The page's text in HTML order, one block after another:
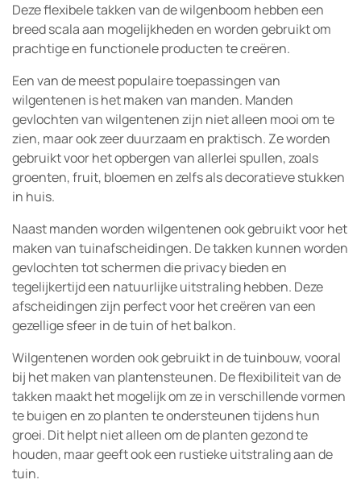
Deze flexibele takken van de wilgenboom hebben een
breed scala aan mogelijkheden en worden gebruikt om
prachtige en functionele producten te creëren.
Een van de meest populaire toepassingen van
wilgentenen is het maken van manden. Manden
gevlochten van wilgentenen zijn niet alleen mooi om te
zien, maar ook zeer duurzaam en praktisch. Ze worden
gebruikt voor het opbergen van allerlei spullen, zoals
groenten, fruit, bloemen en zelfs als decoratieve stukken
in huis.
Naast manden worden wilgentenen ook gebruikt voor het
maken van tuinafscheidingen. De takken kunnen worden
gevlochten tot schermen die privacy bieden en
tegelijkertijd een natuurlijke uitstraling hebben. Deze
afscheidingen zijn perfect voor het creëren van een
gezellige sfeer in de tuin of het balkon.
Wilgentenen worden ook gebruikt in de tuinbouw, vooral
bij het maken van plantensteunen. De flexibiliteit van de
takken maakt het mogelijk om ze in verschillende vormen
te buigen en zo planten te ondersteunen tijdens hun
groei. Dit helpt niet alleen om de planten gezond te
houden, maar geeft ook een rustieke uitstraling aan de
tuin.